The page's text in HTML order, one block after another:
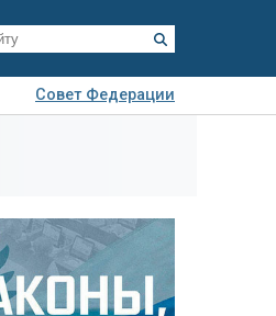
Совет Федерации